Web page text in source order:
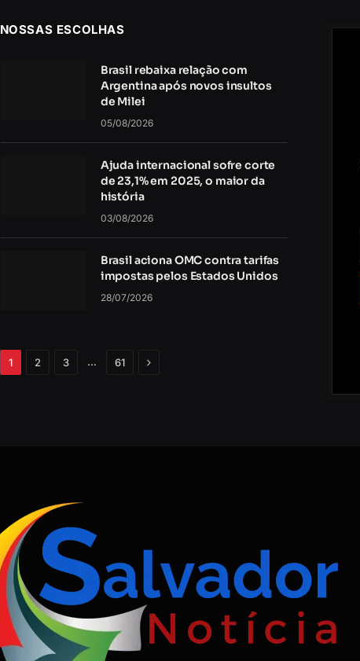
NOSSAS ESCOLHAS
Brasil rebaixa relação com
Argentina após novos insultos
de Milei
05/08/2026
Ajuda internacional sofre corte
de 23,1% em 2025, o maior da
história
03/08/2026
Brasil aciona OMC contra tarifas
impostas pelos Estados Unidos
28/07/2026
1 2 3 … 61 Próximo